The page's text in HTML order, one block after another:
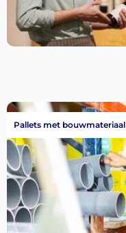
Pallets met bouwmateriaal